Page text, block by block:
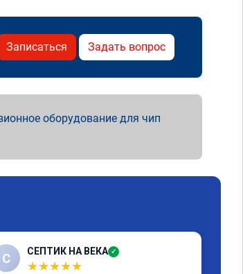
Записаться Задать вопрос
оборудование для чип
С СЕПТИК НА ВЕКА ✓
★★★★★